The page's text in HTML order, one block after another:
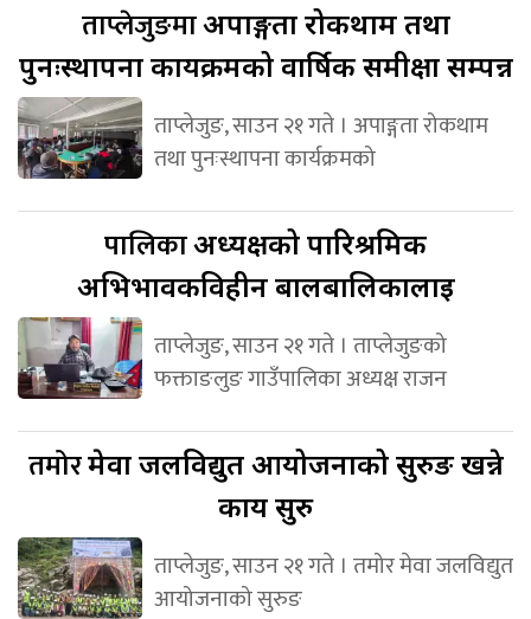
ताप्लेजुङमाअपाङ्गता रोकथाम तथा
पुनःस्थापना कार्यक्रमको वार्षिक समीक्षा सम्पन्न
ताप्लेजुङ, साउन २१ गते । अपाङ्गता रोकथाम
तथा पुनःस्थापना कार्यक्रमको
पालिकाअध्यक्षको पारिश्रमिक
अभिभावकविहीन बालबालिकालाई
ताप्लेजुङ, साउन २१ गते । ताप्लेजुङको
फक्ताङलुङ गाउँपालिका अध्यक्ष राजन
तमोरमेवा जलविद्युत आयोजनाको सुरुङ खन्ने
कार्य सुरु
ताप्लेजुङ, साउन २१ गते । तमोर मेवा जलविद्युत
आयोजनाको सुरुङ